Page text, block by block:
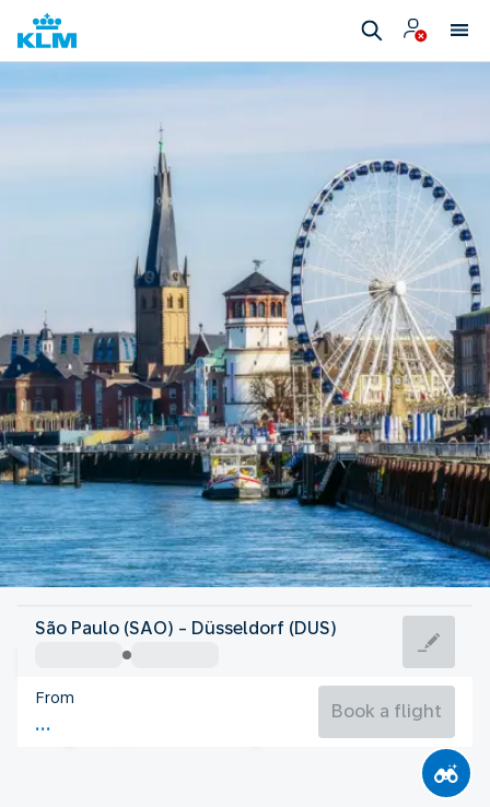
Germany
Düsseldorf
Germany
Flight time
São Paulo (SAO) - Düsseldorf (DUS)
From
Book a flight